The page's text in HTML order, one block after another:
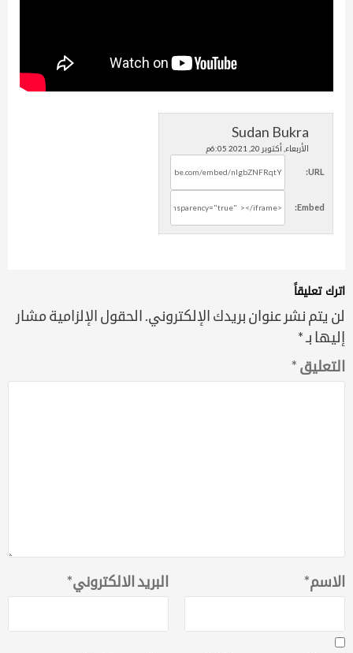
Sudan Bukra
الأربعاء, أكتوبر 20, 2021 6:05م
URL:
Embed:
اترك تعليقاً
لن يتم نشر عنوان بريدك الإلكتروني. الحقول الإلزامية مشار
إليها بـ*
التعليق *
الاسم* البريد الالكتروني*